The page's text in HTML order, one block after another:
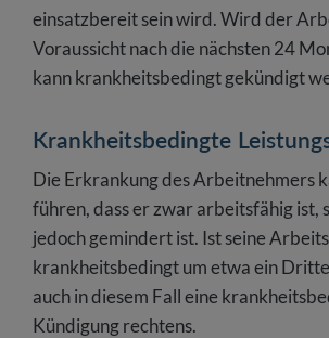
einsatzbereit sein wird. Wird der
Voraussicht nach die nächsten 24
kann krankheitsbedingt gekündigt
Krankheitsbedingte
Die Erkrankung des Arbeitnehmers
führen, dass er zwar arbeitsfähig ist,
jedoch gemindert ist. Ist seine
krankheitsbedingt um etwa ein
auch in diesem Fall eine
Kündigung rechtens.